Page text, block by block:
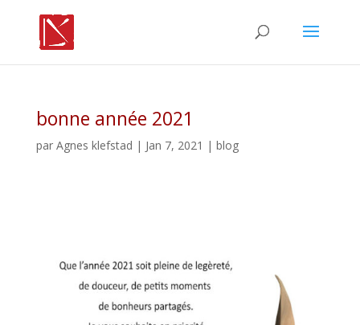
bonne année 2021
par Agnes klefstad | Jan 7, 2021 | blog